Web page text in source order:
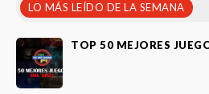
LO MÁS LEÍDO DE LA SEMANA
TOP 50 MEJORES